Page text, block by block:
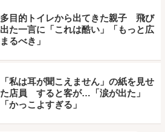
多目的トイレから出てきた親子 飛び
出た一言に「これは酷い」「もっと広
まるべき」
「私は耳が聞こえません」の紙を見せ
た店員 すると客が…「涙が出た」
「かっこよすぎる」